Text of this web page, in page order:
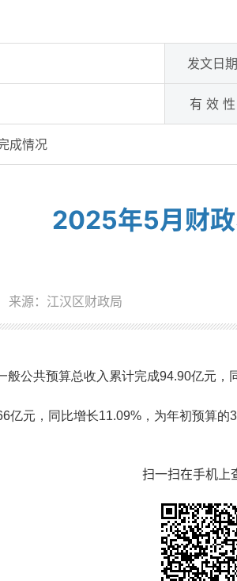
发文日期
有 效 性
成情况
2025年5月财
来源：江汉区财政局
公共预算总收入累计完成94.90亿元
亿元，同比增长11.09%，为年初预算的
扫一扫在手机上